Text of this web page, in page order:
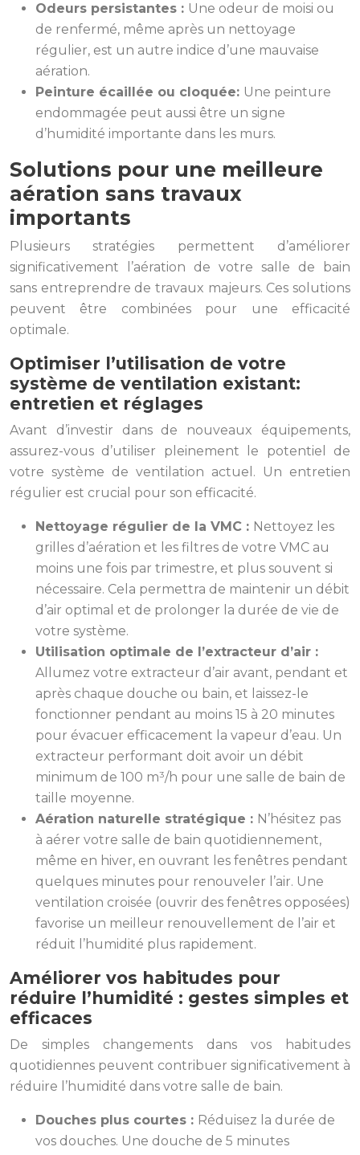
Odeurs persistantes : Une odeur de moisi ou
de renfermé, même après un nettoyage
régulier, est un autre indice d’une mauvaise
aération.
Peinture écaillée ou cloquée: Une peinture
endommagée peut aussi être un signe
d’humidité importante dans les murs.
Solutions pour une meilleure
aération sans travaux
importants
Plusieurs stratégies permettent d’améliorer
significativement l’aération de votre salle de bain
sans entreprendre de travaux majeurs. Ces solutions
peuvent être combinées pour une efficacité
optimale.
Optimiser l’utilisation de votre
système de ventilation existant:
entretien et réglages
Avant d’investir dans de nouveaux équipements,
assurez-vous d’utiliser pleinement le potentiel de
votre système de ventilation actuel. Un entretien
régulier est crucial pour son efficacité.
Nettoyage régulier de la VMC : Nettoyez les
grilles d’aération et les filtres de votre VMC au
moins une fois par trimestre, et plus souvent si
nécessaire. Cela permettra de maintenir un débit
d’air optimal et de prolonger la durée de vie de
votre système.
Utilisation optimale de l’extracteur d’air :
Allumez votre extracteur d’air avant, pendant et
après chaque douche ou bain, et laissez-le
fonctionner pendant au moins 15 à 20 minutes
pour évacuer efficacement la vapeur d’eau. Un
extracteur performant doit avoir un débit
minimum de 100 m³/h pour une salle de bain de
taille moyenne.
Aération naturelle stratégique : N’hésitez pas
à aérer votre salle de bain quotidiennement,
même en hiver, en ouvrant les fenêtres pendant
quelques minutes pour renouveler l’air. Une
ventilation croisée (ouvrir des fenêtres opposées)
favorise un meilleur renouvellement de l’air et
réduit l’humidité plus rapidement.
Améliorer vos habitudes pour
réduire l’humidité : gestes simples et
efficaces
De simples changements dans vos habitudes
quotidiennes peuvent contribuer significativement à
réduire l’humidité dans votre salle de bain.
Douches plus courtes : Réduisez la durée de
vos douches. Une douche de 5 minutes